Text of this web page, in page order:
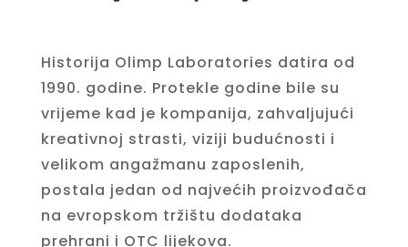
Historija Olimp Laboratories datira od
1990. godine. Protekle godine bile su
vrijeme kad je kompanija, zahvaljujući
kreativnoj strasti, viziji budućnosti i
velikom angažmanu zaposlenih,
postala jedan od najvećih proizvođača
na evropskom tržištu dodataka
prehrani i OTC lijekova.